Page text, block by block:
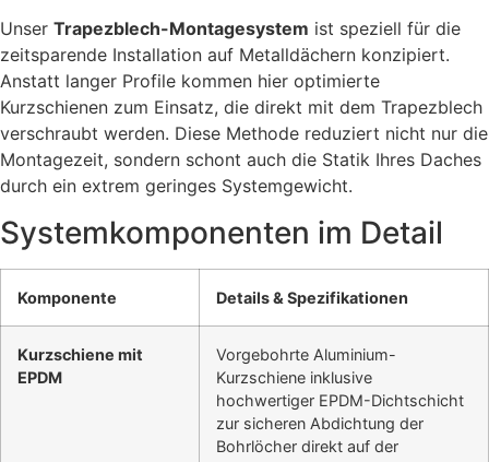
Unser Trapezblech-Montagesystem ist speziell für die
zeitsparende Installation auf Metalldächern konzipiert.
Anstatt langer Profile kommen hier optimierte
Kurzschienen zum Einsatz, die direkt mit dem Trapezblech
verschraubt werden. Diese Methode reduziert nicht nur die
Montagezeit, sondern schont auch die Statik Ihres Daches
durch ein extrem geringes Systemgewicht.
Systemkomponenten im Detail
Komponente Details & Spezifikationen
Kurzschiene mit
EPDM
Vorgebohrte Aluminium-
Kurzschiene inklusive
hochwertiger EPDM-Dichtschicht
zur sicheren Abdichtung der
Bohrlöcher direkt auf der